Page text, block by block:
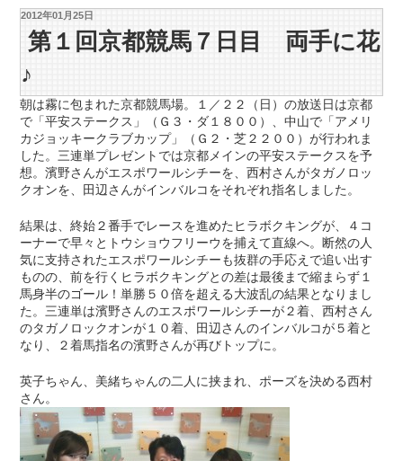
2012年01月25日
第１回京都競馬７日目 両手に花
♪
朝は霧に包まれた京都競馬場。１／２２（日）の放送日は京都
で「平安ステークス」（Ｇ３・ダ１８００）、中山で「アメリ
カジョッキークラブカップ」（Ｇ２・芝２２００）が行われま
した。三連単プレゼントでは京都メインの平安ステークスを予
想。濱野さんがエスポワールシチーを、西村さんがタガノロッ
クオンを、田辺さんがインバルコをそれぞれ指名しました。
結果は、終始２番手でレースを進めたヒラボクキングが、４コ
ーナーで早々とトウショウフリーウを捕えて直線へ。断然の人
気に支持されたエスポワールシチーも抜群の手応えで追い出す
ものの、前を行くヒラボクキングとの差は最後まで縮まらず１
馬身半のゴール！単勝５０倍を超える大波乱の結果となりまし
た。三連単は濱野さんのエスポワールシチーが２着、西村さん
のタガノロックオンが１０着、田辺さんのインバルコが５着と
なり、２着馬指名の濱野さんが再びトップに。
英子ちゃん、美緒ちゃんの二人に挟まれ、ポーズを決める西村
さん。